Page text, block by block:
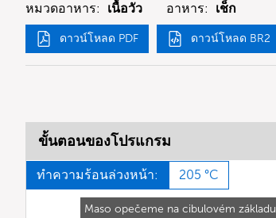
หมวดอาหาร: เนื้อวัว อาหาร: เช็ก
ดาวน์โหลด PDF ดาวน์โหลด BR2
ขั้นตอนของโปรแกรม
ทำความร้อนล่วงหน้า: 205 °C
Maso opečeme na cibulovém základu